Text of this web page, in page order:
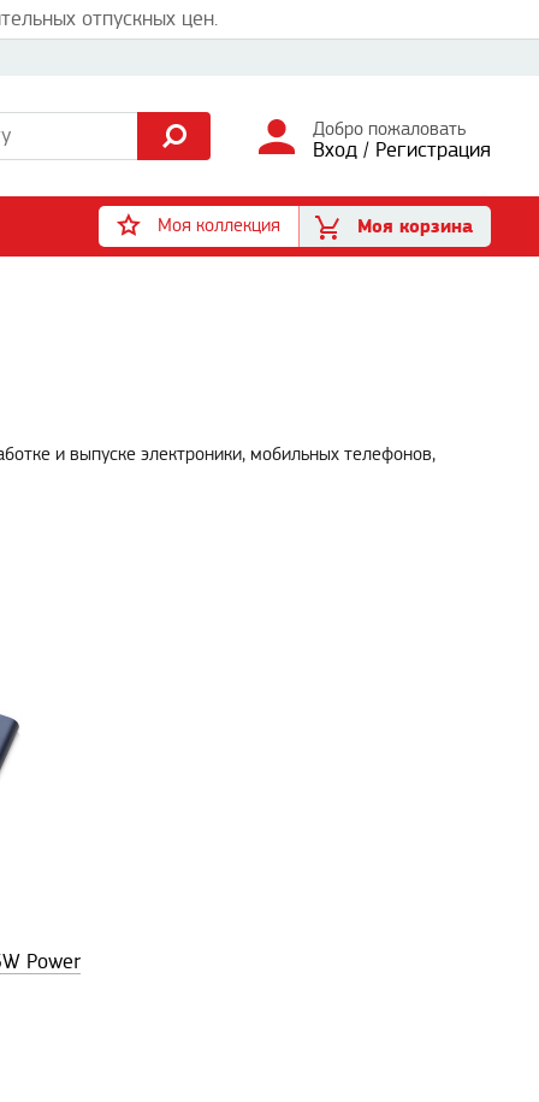
отпускных цен.
Добро пожаловать
Вход / Регистрация
Моя коллекция Моя корзина
и выпуске электроники, мобильных телефонов,
Power